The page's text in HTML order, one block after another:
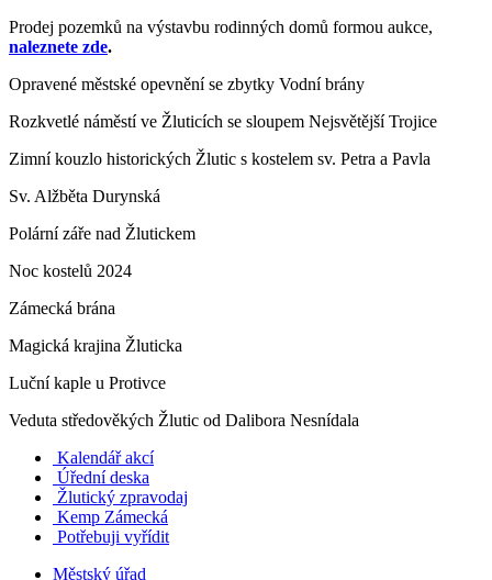
Prodej pozemků na výstavbu rodinných domů formou aukce,
naleznete zde.
Opravené městské opevnění se zbytky Vodní brány
Rozkvetlé náměstí ve Žluticích se sloupem Nejsvětější Trojice
Zimní kouzlo historických Žlutic s kostelem sv. Petra a Pavla
Sv. Alžběta Durynská
Polární záře nad Žlutickem
Noc kostelů 2024
Zámecká brána
Magická krajina Žluticka
Luční kaple u Protivce
Veduta středověkých Žlutic od Dalibora Nesnídala
Kalendář akcí
Úřední deska
Žlutický zpravodaj
Kemp Zámecká
Potřebuji vyřídit
Městský úřad